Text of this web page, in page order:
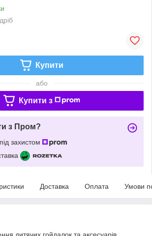
Купити
або
Купити з
з Пром?
захистом
Доставка Оплата Умови
дитячих гойдалок та аксесуарів.